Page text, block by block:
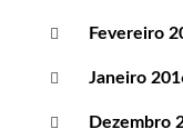
Fevereiro
Janeiro
Dezembro